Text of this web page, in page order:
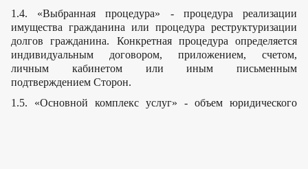
1.4. «Выбранная процедура» - процедура реализации
имущества гражданина или процедура реструктуризации
долгов гражданина. Конкретная процедура определяется
индивидуальным договором, приложением, счетом,
личным кабинетом или иным письменным
подтверждением Сторон.
1.5. «Основной комплекс услуг» - объем юридического